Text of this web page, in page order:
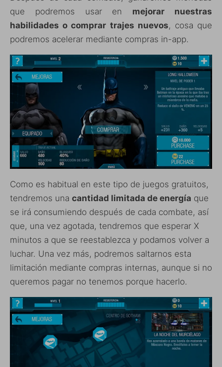
que podremos usar en mejorar nuestras
habilidades o comprar trajes nuevos, cosa que
podremos acelerar mediante compras in-app.
Como es habitual en este tipo de juegos gratuitos,
tendremos una cantidad limitada de energía que
se irá consumiendo después de cada combate, así
que, una vez agotada, tendremos que esperar X
minutos a que se reestablezca y podamos volver a
luchar. Una vez más, podremos saltarnos esta
limitación mediante compras internas, aunque si no
queremos pagar no tenemos porque hacerlo.